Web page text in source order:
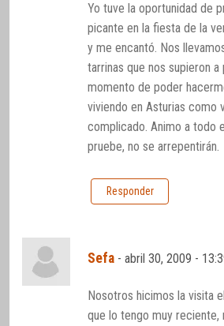
Yo tuve la oportunidad de
picante en la fiesta de la
y me encantó. Nos
tarrinas que nos supieron a
momento de poder
viviendo en Asturias como
complicado. Animo a todo
pruebe, no se arrepentirán.
Responder
Sefa -abril 30, 2009 -
Nosotros hicimos la visita
que lo tengo muy reciente,